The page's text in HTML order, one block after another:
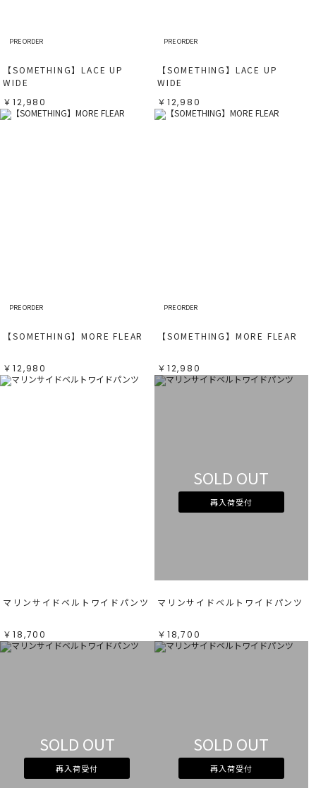
PRE ORDER
【SOMETHING】LACE UP
WIDE
￥12,980
PRE ORDER
【SOMETHING】LACE UP
WIDE
￥12,980
PRE ORDER
【SOMETHING】MORE FLEAR
￥12,980
PRE ORDER
【SOMETHING】MORE FLEAR
￥12,980
マリンサイドベルトワイドパンツ
￥18,700
SOLD OUT
再入荷受付
マリンサイドベルトワイドパンツ
￥18,700
SOLD OUT
再入荷受付
SOLD OUT
再入荷受付